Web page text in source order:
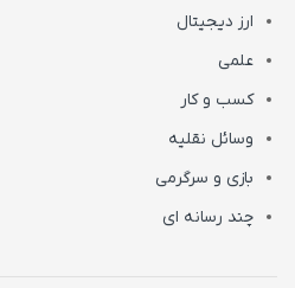
ارز دیجیتال
علمی
کسب و کار
وسائل نقلیه
بازی و سرگرمی
چند رسانه ای